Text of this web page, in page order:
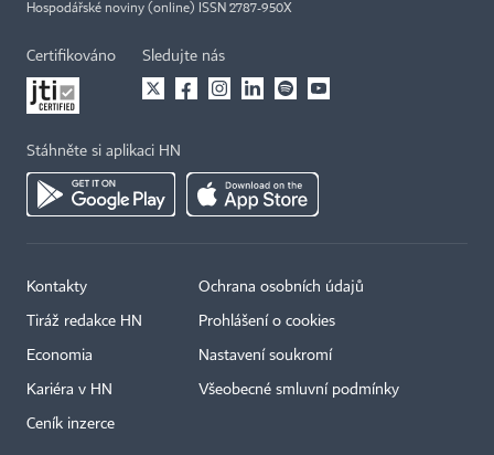
Hospodářské noviny (online) ISSN 2787-950X
Certifikováno Sledujte nás
Stáhněte si aplikaci HN
Kontakty
Tiráž redakce HN
Economia
Kariéra v HN
Ceník inzerce
Ochrana osobních údajů
Prohlášení o cookies
Nastavení soukromí
Všeobecné smluvní podmínky